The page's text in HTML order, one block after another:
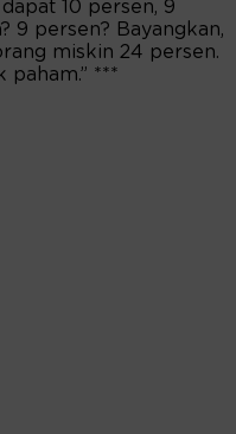
10 persen, 9
9 persen? Bayangkan,
miskin 24 persen.
paham.” ***